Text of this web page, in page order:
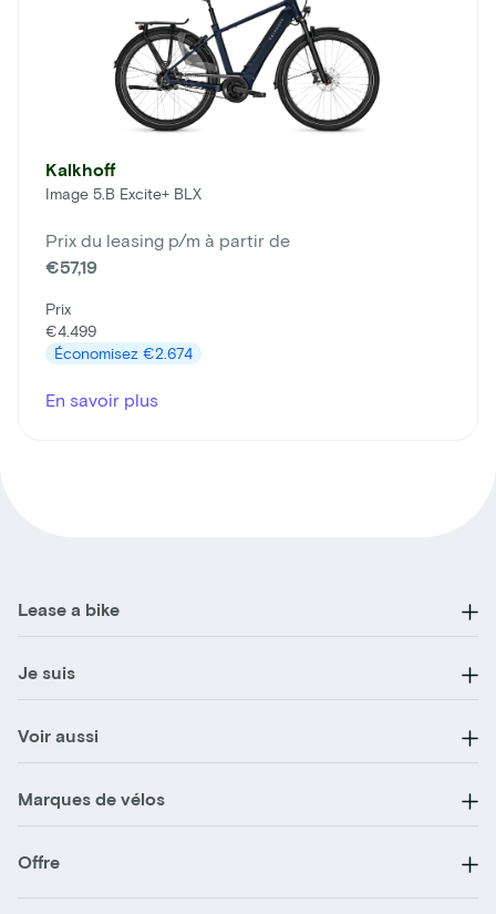
Kalkhoff
Image 5.B Excite+ BLX
Prix du leasing p/m à partir de
€57,19
Prix
€4.499
Économisez €2.674
En savoir plus
Lease a bike
Je suis
Voir aussi
Marques de vélos
Offre